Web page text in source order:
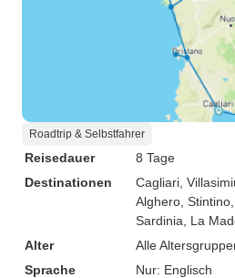
Roadtrip & Selbstfahrer
Reisedauer
8 Tage
Destinationen
Cagliari ,
Alghero , Stintino
Sardinia , La
Alter
Alle
Sprache
Nur: Englisch